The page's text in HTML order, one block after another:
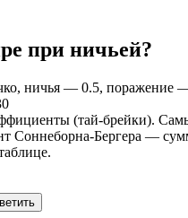
при ничьей?
ничья — 0.5, поражение —
(тай-брейки).
Бергера —